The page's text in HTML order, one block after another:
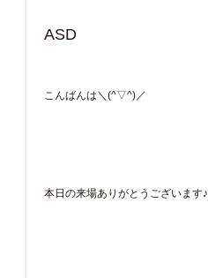
ASD
こんばんは＼(^▽^)／
本日の来場ありがとうございます♪